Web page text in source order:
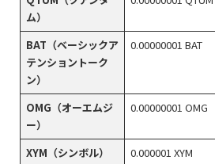
ム）
BAT（ベーシックア
テンショントーク
ン）
0.00000001 BAT
OMG（オーエムジ
ー）
0.00000001 OMG
XYM（シンボル） 0.000001 XYM